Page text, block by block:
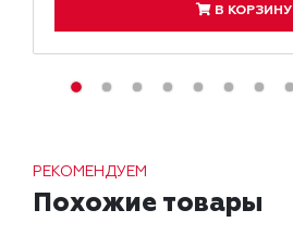
В КОРЗИНУ
РЕКОМЕНДУЕМ
Похожие товары